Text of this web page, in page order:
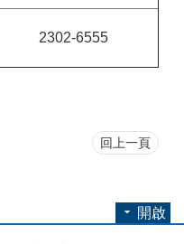
2302-6555
回上一頁
開啟